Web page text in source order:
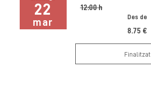
22
mar
12:00 h
Des de
8.75 €
Finalitzat